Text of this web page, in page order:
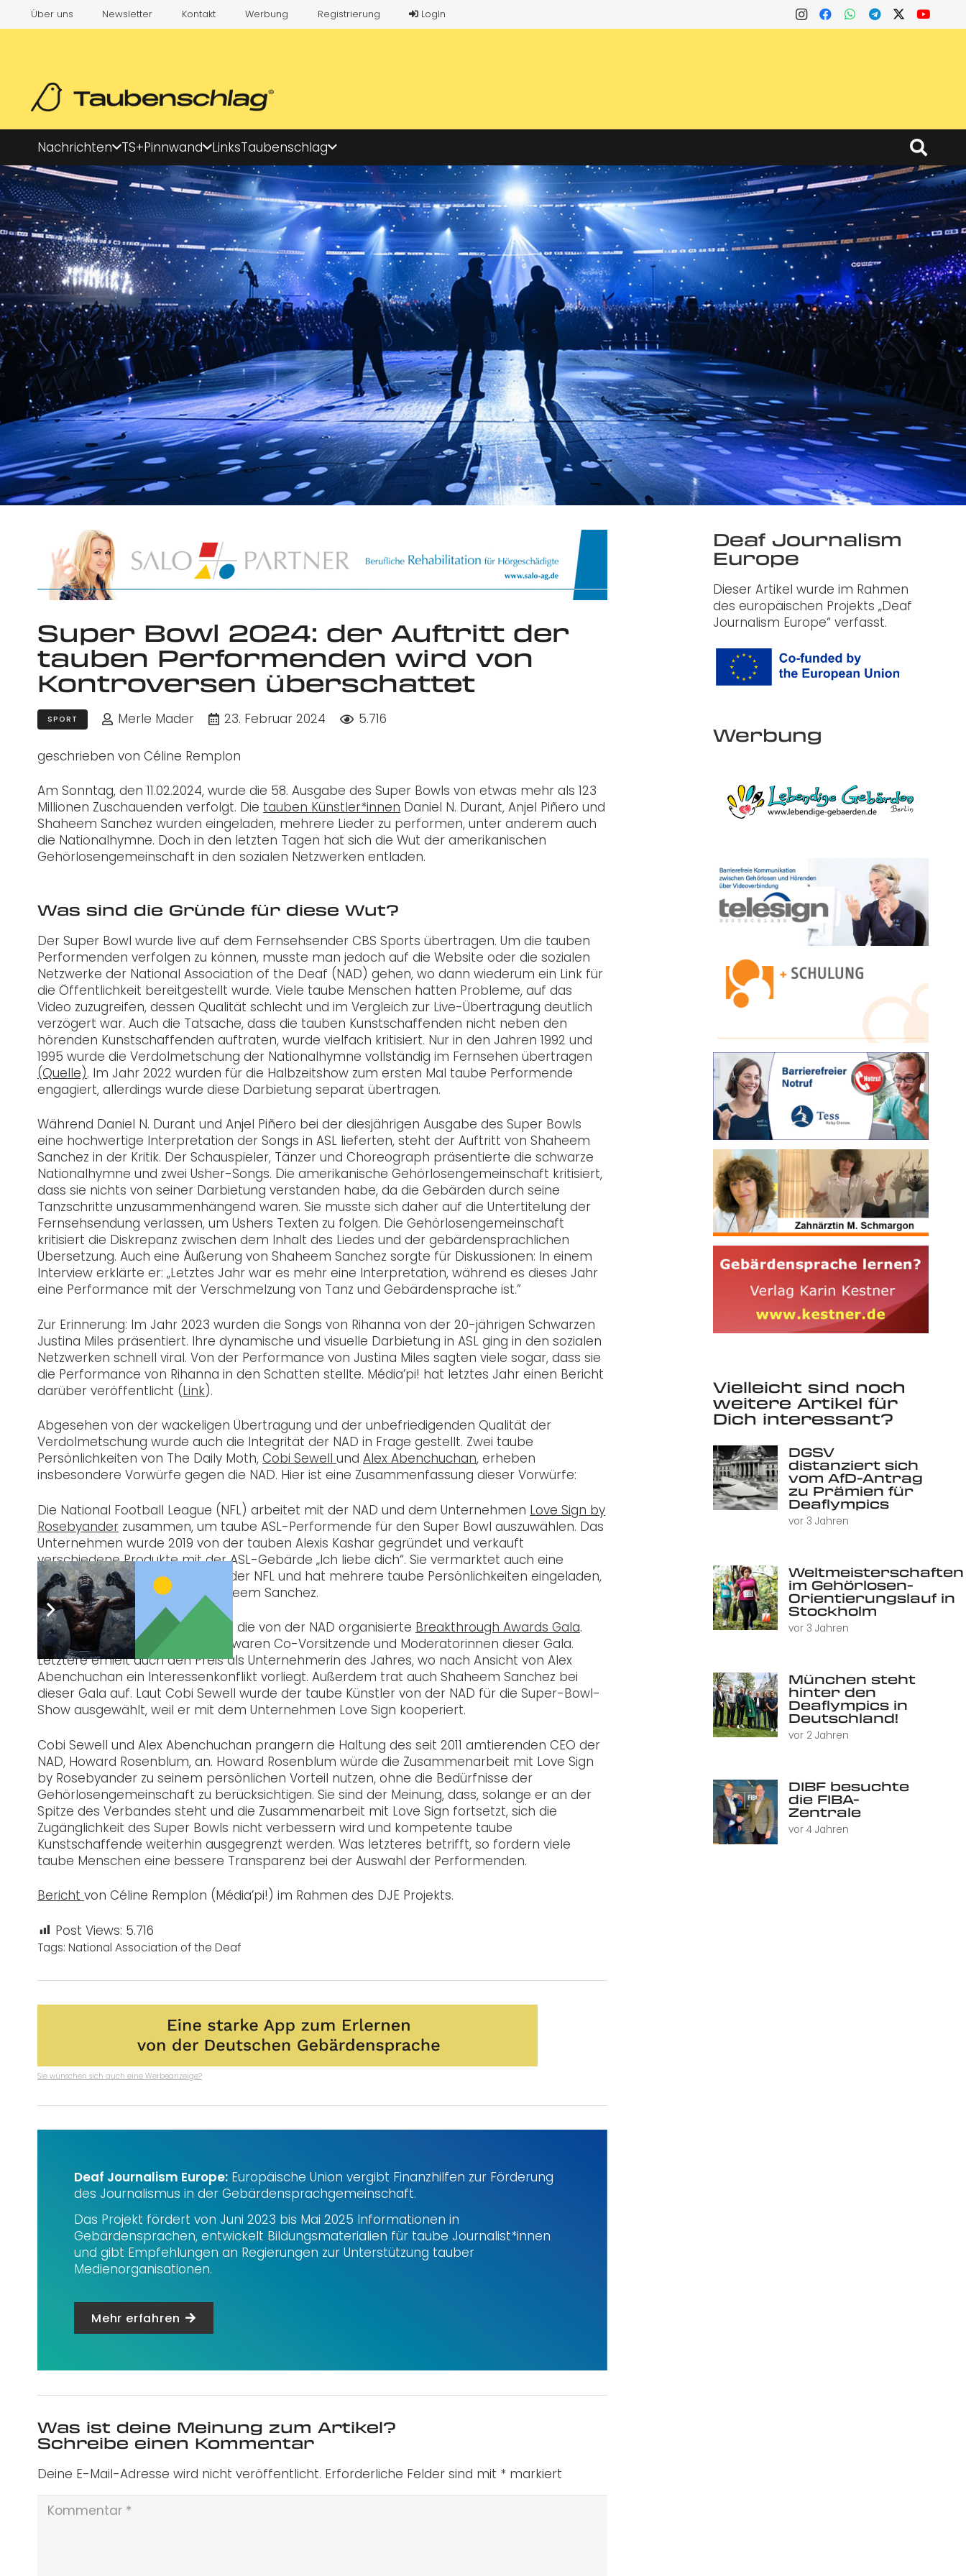
Über uns Newsletter Kontakt Werbung Registrierung LogIn
Nachrichten TS+Pinnwand LinksTaubenschlag
Super Bowl 2024: der Auftritt der
tauben Performenden wird von
Kontroversen überschattet
SPORT Merle Mader 23. Februar 2024 5.716
geschrieben von Céline Remplon
Am Sonntag, den 11.02.2024, wurde die 58. Ausgabe des Super Bowls von etwas mehr als 123
Millionen Zuschauenden verfolgt. Die tauben Künstler*innen Daniel N. Durant, Anjel Piñero und
Shaheem Sanchez wurden eingeladen, mehrere Lieder zu performen, unter anderem auch
die Nationalhymne. Doch in den letzten Tagen hat sich die Wut der amerikanischen
Gehörlosengemeinschaft in den sozialen Netzwerken entladen.
Was sind die Gründe für diese Wut?
Der Super Bowl wurde live auf dem Fernsehsender CBS Sports übertragen. Um die tauben
Performenden verfolgen zu können, musste man jedoch auf die Website oder die sozialen
Netzwerke der National Association of the Deaf (NAD) gehen, wo dann wiederum ein Link für
die Öffentlichkeit bereitgestellt wurde. Viele taube Menschen hatten Probleme, auf das
Video zuzugreifen, dessen Qualität schlecht und im Vergleich zur Live-Übertragung deutlich
verzögert war. Auch die Tatsache, dass die tauben Kunstschaffenden nicht neben den
hörenden Kunstschaffenden auftraten, wurde vielfach kritisiert. Nur in den Jahren 1992 und
1995 wurde die Verdolmetschung der Nationalhymne vollständig im Fernsehen übertragen
(Quelle). Im Jahr 2022 wurden für die Halbzeitshow zum ersten Mal taube Performende
engagiert, allerdings wurde diese Darbietung separat übertragen.
Während Daniel N. Durant und Anjel Piñero bei der diesjährigen Ausgabe des Super Bowls
eine hochwertige Interpretation der Songs in ASL lieferten, steht der Auftritt von Shaheem
Sanchez in der Kritik. Der Schauspieler, Tänzer und Choreograph präsentierte die schwarze
Nationalhymne und zwei Usher-Songs. Die amerikanische Gehörlosengemeinschaft kritisiert,
dass sie nichts von seiner Darbietung verstanden habe, da die Gebärden durch seine
Tanzschritte unzusammenhängend waren. Sie musste sich daher auf die Untertitelung der
Fernsehsendung verlassen, um Ushers Texten zu folgen. Die Gehörlosengemeinschaft
kritisiert die Diskrepanz zwischen dem Inhalt des Liedes und der gebärdensprachlichen
Übersetzung. Auch eine Äußerung von Shaheem Sanchez sorgte für Diskussionen: In einem
Interview erklärte er: „Letztes Jahr war es mehr eine Interpretation, während es dieses Jahr
eine Performance mit der Verschmelzung von Tanz und Gebärdensprache ist.”
Zur Erinnerung: Im Jahr 2023 wurden die Songs von Rihanna von der 20-jährigen Schwarzen
Justina Miles präsentiert. Ihre dynamische und visuelle Darbietung in ASL ging in den sozialen
Netzwerken schnell viral. Von der Performance von Justina Miles sagten viele sogar, dass sie
die Performance von Rihanna in den Schatten stellte. Média’pi! hat letztes Jahr einen Bericht
darüber veröffentlicht (Link).
Abgesehen von der wackeligen Übertragung und der unbefriedigenden Qualität der
Verdolmetschung wurde auch die Integrität der NAD in Frage gestellt. Zwei taube
Persönlichkeiten von The Daily Moth, Cobi Sewell und Alex Abenchuchan, erheben
insbesondere Vorwürfe gegen die NAD. Hier ist eine Zusammenfassung dieser Vorwürfe:
Die National Football League (NFL) arbeitet mit der NAD und dem Unternehmen Love Sign by
Rosebyander zusammen, um taube ASL-Performende für den Super Bowl auszuwählen. Das
Unternehmen wurde 2019 von der tauben Alexis Kashar gegründet und verkauft
verschiedene Produkte mit der ASL-Gebärde „Ich liebe dich“. Sie vermarktet auch eine
Kapsel in Zusammenarbeit mit der NFL und hat mehrere taube Persönlichkeiten eingeladen,
dafür zu werben, darunter Shaheem Sanchez.
Dieses Unternehmen sponserte die von der NAD organisierte Breakthrough Awards Gala.
Marlee Matlin und Alexis Kashar waren Co-Vorsitzende und Moderatorinnen dieser Gala.
Letztere erhielt auch den Preis als Unternehmerin des Jahres, wo nach Ansicht von Alex
Abenchuchan ein Interessenkonflikt vorliegt. Außerdem trat auch Shaheem Sanchez bei
dieser Gala auf. Laut Cobi Sewell wurde der taube Künstler von der NAD für die Super-Bowl-
Show ausgewählt, weil er mit dem Unternehmen Love Sign kooperiert.
Cobi Sewell und Alex Abenchuchan prangern die Haltung des seit 2011 amtierenden CEO der
NAD, Howard Rosenblum, an. Howard Rosenblum würde die Zusammenarbeit mit Love Sign
by Rosebyander zu seinem persönlichen Vorteil nutzen, ohne die Bedürfnisse der
Gehörlosengemeinschaft zu berücksichtigen. Sie sind der Meinung, dass, solange er an der
Spitze des Verbandes steht und die Zusammenarbeit mit Love Sign fortsetzt, sich die
Zugänglichkeit des Super Bowls nicht verbessern wird und kompetente taube
Kunstschaffende weiterhin ausgegrenzt werden. Was letzteres betrifft, so fordern viele
taube Menschen eine bessere Transparenz bei der Auswahl der Performenden.
Bericht von Céline Remplon (Média’pi!) im Rahmen des DJE Projekts.
Post Views: 5.716
Tags: National Association of the Deaf
Sie wünschen sich auch eine Werbeanzeige?
Deaf Journalism Europe: Europäische Union vergibt Finanzhilfen zur Förderung
des Journalismus in der Gebärdensprachgemeinschaft.
Das Projekt fördert von Juni 2023 bis Mai 2025 Informationen in
Gebärdensprachen, entwickelt Bildungsmaterialien für taube Journalist*innen
und gibt Empfehlungen an Regierungen zur Unterstützung tauber
Medienorganisationen.
Mehr erfahren
Was ist deine Meinung zum Artikel?
Schreibe einen Kommentar
Deine E-Mail-Adresse wird nicht veröffentlicht. Erforderliche Felder sind mit * markiert
Deaf Journalism
Europe
Dieser Artikel wurde im Rahmen
des europäischen Projekts „Deaf
Journalism Europe“ verfasst.
Werbung
Vielleicht sind noch
weitere Artikel für
Dich interessant?
DGSV
distanziert sich
vom AfD-Antrag
zu Prämien für
Deaflympics
vor 3 Jahren
Weltmeisterschaften
im Gehörlosen-
Orientierungslauf in
Stockholm
vor 3 Jahren
München steht
hinter den
Deaflympics in
Deutschland!
vor 2 Jahren
DIBF besuchte
die FIBA-
Zentrale
vor 4 Jahren